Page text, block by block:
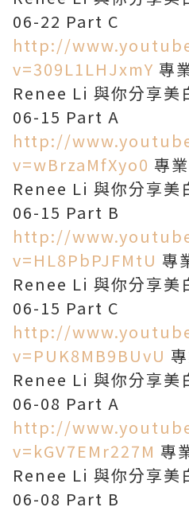
06-22 Part C
http://
v=309L1LHJxmY 專
Renee Li 與你分享美
06-15 Part A
http://
v=wBrzaMfXyo0 專
Renee Li 與你分享美
06-15 Part B
http://
v=HL8PbPJFMtU 專
Renee Li 與你分享美
06-15 Part C
http://
v=PUK8MB9BUvU
Renee Li 與你分享美
06-08 Part A
http://
v=kGV7EMr227M 專
Renee Li 與你分享美
06-08 Part B